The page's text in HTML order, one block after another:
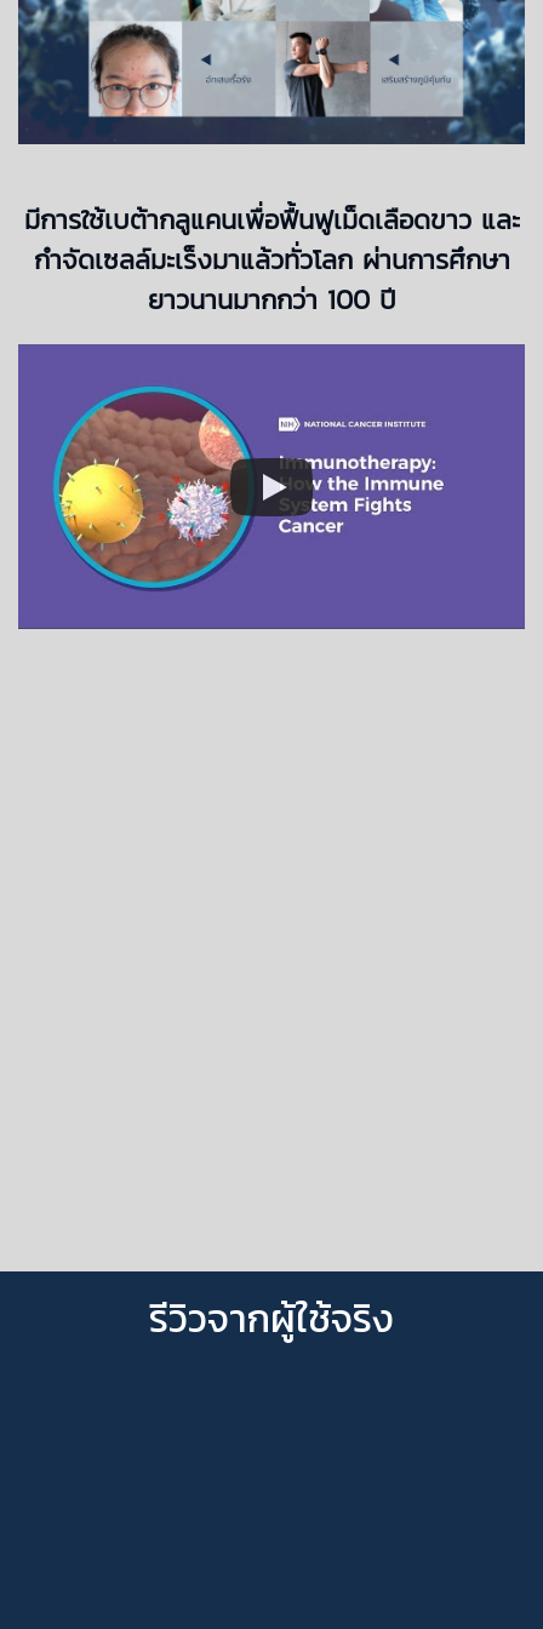
มีการใช้เบต้ากลูแคนเพื่อฟื้นฟูเม็ดเลือดขาว และ
กำจัดเซลล์มะเร็งมาแล้วทั่วโลก ผ่านการศึกษา
ยาวนานมากกว่า 100 ปี
รีวิวจากผู้ใช้จริง